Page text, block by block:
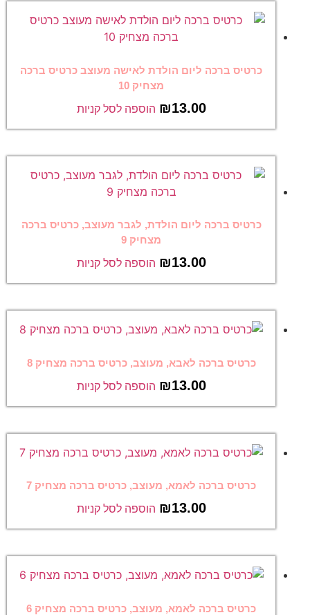
כרטיס ברכה ליום הולדת לאישה מעוצב כרטיס ברכה
מצחיק 10
₪13.00 הוספה לסל קניות
כרטיס ברכה ליום הולדת, לגבר מעוצב, כרטיס ברכה
מצחיק 9
₪13.00 הוספה לסל קניות
כרטיס ברכה לאבא, מעוצב, כרטיס ברכה מצחיק 8
₪13.00 הוספה לסל קניות
כרטיס ברכה לאמא, מעוצב, כרטיס ברכה מצחיק 7
₪13.00 הוספה לסל קניות
כרטיס ברכה לאמא, מעוצב, כרטיס ברכה מצחיק 6